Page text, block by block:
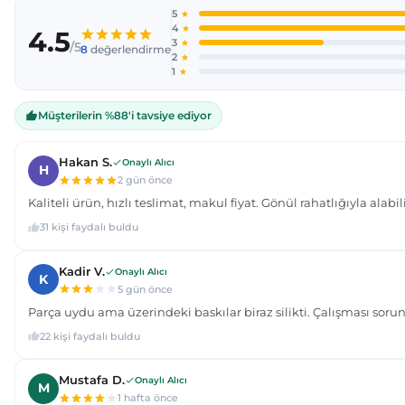
Ürün açıklamasında eksik bilgiler bulunuyor.
Ürün bilgilerinde hatalar bulunuyor.
Ürün fiyatı diğer sitelerden daha pahalı.
Bu ürüne benzer farklı alternatifler olmalı.